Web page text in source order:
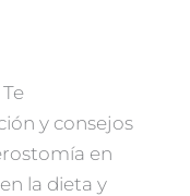
Te
y consejos
en
la dieta y